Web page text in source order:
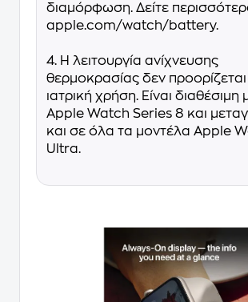
διαμόρφωση. Δείτε
apple.com/watch/battery.
4. Η λειτουργία ανίχνευσης
θερμοκρασίας δεν προορίζεται
ιατρική χρήση. Είναι
Apple Watch Series 8 και
και σε όλα τα μοντέλα Apple
Ultra.